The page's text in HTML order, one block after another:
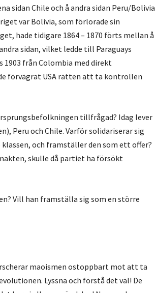
sidan Chile och å andra sidan Peru/Bolivia
var Bolivia, som förlorade sin
hade tidigare 1864 – 1870 förts mellan å
sidan, vilket ledde till Paraguays
1903 från Colombia med direkt
förvägrat USA rätten att ta kontrollen
tillfrågad? Idag lever
Peru och Chile. Varför solidariserar sig
klassen, och framställer den som ett offer?
skulle då partiet ha försökt
Vill han framställa sig som en större
maoismen ostoppbart mot att ta
Lyssna och förstå det väl! De